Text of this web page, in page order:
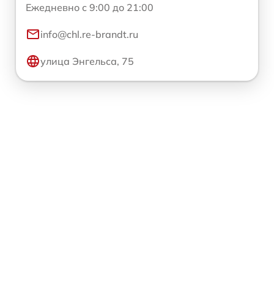
Ежедневно с 9:00 до 21:00
info@chl.re-brandt.ru
улица Энгельса, 75